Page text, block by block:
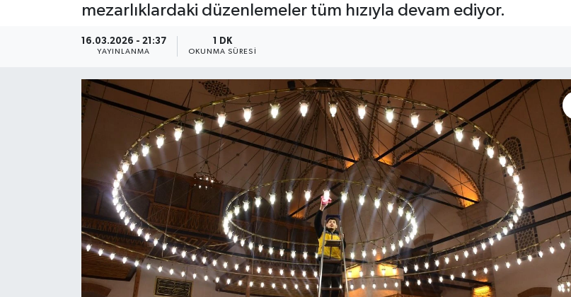
mezarlıklardaki düzenlemeler tüm hızıyla devam ediyor.
16.03.2026 - 21:37
YAYINLANMA
1 DK
OKUNMA SÜRESI